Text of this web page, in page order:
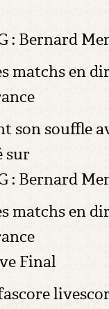
: Bernard
en
son souffle
sur
: Bernard
en
Final